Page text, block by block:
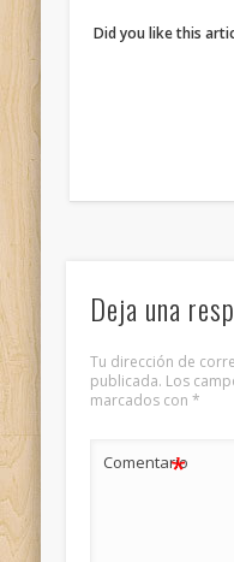
Did you like this
Deja una
Tu dirección de
publicada. Los
marcados con *
Comentario
*